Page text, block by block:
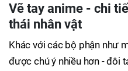
Vẽ tay anime - chi
thái nhân vật
Khác với các bộ phận như
được chú ý nhiều hơn - đôi